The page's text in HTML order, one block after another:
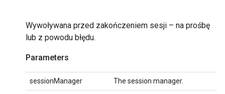
Wywoływana przed zakończeniem sesji – na prośbę
lub z powodu błędu.
Parameters
sessionManager The session manager.